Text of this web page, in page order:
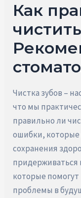
Как
Чистка зубов –
что мы
правильно ли
ошибки,
сохранения
придерживаться
которые
проблемы в